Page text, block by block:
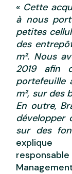
« Cette
à nous
petites
des
m². Nous
2019 afin
portefeuille
m², sur des
En outre,
développer
sur des
explique